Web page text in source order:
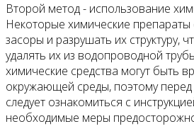
Второй метод - использование
Некоторые химические
засоры и разрушать их структуру,
удалять их из водопроводной
химические средства могут быть
окружающей среды, поэтому
следует ознакомиться с
необходимые меры